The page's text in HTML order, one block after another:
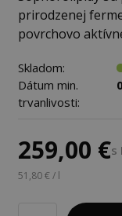
prirodzenej
povrchovo
Skladom:
Dátum min.
trvanlivosti:
259,00 €s
51,80 € / l